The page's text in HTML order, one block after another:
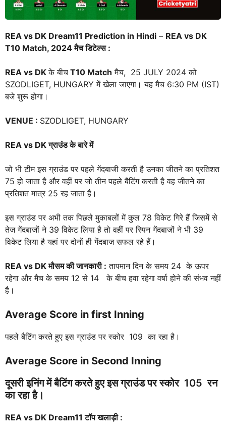
REA vs DK Dream11 Prediction in Hindi – REA vs DK
T10 Match, 2024 मैच डिटेल्स :
REA vs DKके बीच T10 Match मैच, 25 JULY 2024 को
SZODLIGET, HUNGARY में खेला जाएगा। यह मैच 6:30 PM (IST)
बजे शुरू होगा।
VENUE : SZODLIGET, HUNGARY
REA vs DKग्राउंड के बारे में
जो भी टीम इस ग्राउंड पर पहले गेंदबाजी करती है उनका जीतने का प्रतिशत
75 हो जाता है और वहीं पर जो तीन पहले बैटिंग करती है वह जीतने का
प्रतिशत मात्र 25 रह जाता है।
इस ग्राउंड पर अभी तक पिछले मुकाबलों में कुल 78 विकेट गिरे हैं जिसमें से
तेज गेंदबाजों ने 39 विकेट लिया है तो वहीं पर स्पिन गेंदबाजों ने भी 39
विकेट लिया है यहां पर दोनों ही गेंदबाज सफल रहे हैं।
REA vs DKमौसम की जानकारी : तापमान दिन के समय 24 के ऊपर
रहेगा और मैच के समय 12 से 14 के बीच हवा रहेगा वर्षा होने की संभव नहीं
है।
Average Score in first Inning
पहले बैटिंग करते हुए इस ग्राउंड पर स्कोर 109 का रहा है।
Average Score in Second Inning
दूसरी इनिंग में बैटिंग करते हुए इस ग्राउंड पर स्कोर 105 रन
का रहा है।
REA vs DK Dream11टॉप खलाड़ी :